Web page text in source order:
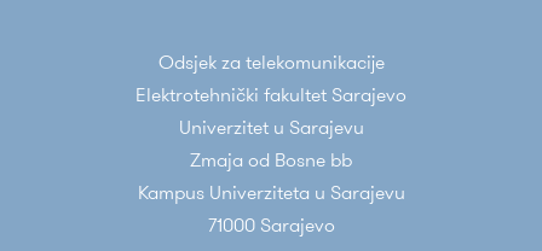
Odsjek za telekomunikacije
Elektrotehnički fakultet Sarajevo
Univerzitet u Sarajevu
Zmaja od Bosne bb
Kampus Univerziteta u Sarajevu
71000 Sarajevo